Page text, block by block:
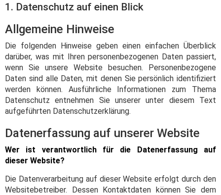
1. Datenschutz auf einen Blick
Allgemeine Hinweise
Die folgenden Hinweise geben einen einfachen Überblick
darüber, was mit Ihren personenbezogenen Daten passiert,
wenn Sie unsere Website besuchen. Personenbezogene
Daten sind alle Daten, mit denen Sie persönlich identifiziert
werden können. Ausführliche Informationen zum Thema
Datenschutz entnehmen Sie unserer unter diesem Text
aufgeführten Datenschutzerklärung.
Datenerfassung auf unserer Website
Wer ist verantwortlich für die Datenerfassung auf
dieser Website?
Die Datenverarbeitung auf dieser Website erfolgt durch den
Websitebetreiber. Dessen Kontaktdaten können Sie dem